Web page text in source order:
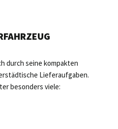
durch seine kompakten
Lieferaufgaben.
besonders viele: